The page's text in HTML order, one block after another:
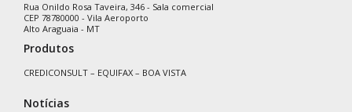
Rua Onildo Rosa Taveira, 346 - Sala comercial
CEP 78780000 - Vila Aeroporto
Alto Araguaia - MT
Produtos
CREDICONSULT – EQUIFAX – BOA VISTA
Notícias